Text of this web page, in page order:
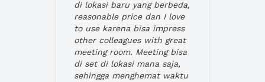
di lokasi baru yang berbeda,
reasonable price dan I love
to use karena bisa impress
other colleagues with great
meeting room. Meeting bisa
di set di lokasi mana saja,
sehingga menghemat waktu